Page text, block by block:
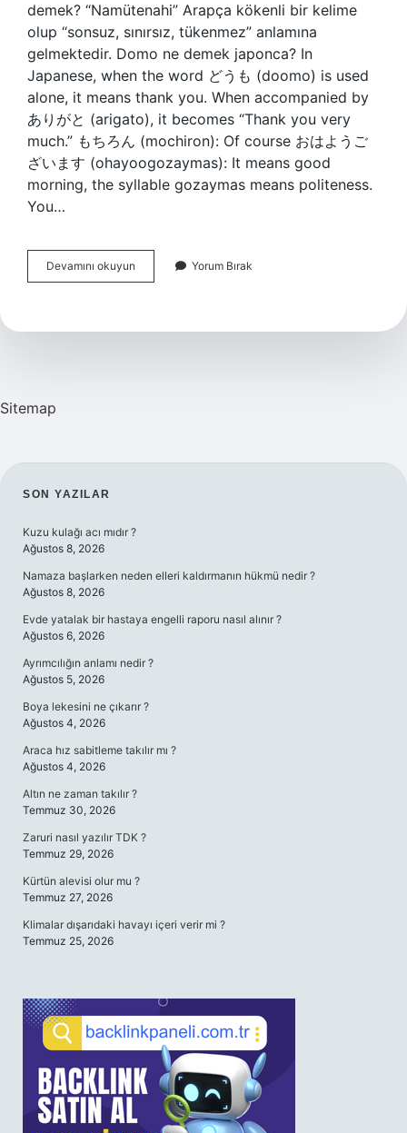
demek? “Namütenahi” Arapça kökenli bir kelime
olup “sonsuz, sınırsız, tükenmez” anlamına
gelmektedir. Domo ne demek japonca? In
Japanese, when the word どうも (doomo) is used
alone, it means thank you. When accompanied by
ありがと (arigato), it becomes “Thank you very
much.” もちろん (mochiron): Of course おはようご
ざいます (ohayoogozaymas): It means good
morning, the syllable gozaymas means politeness.
You…
Devamını okuyun Sanırsam
Ne
Yorum Bırak
Sitemap
SIDEBAR
SON YAZILAR
Kuzu kulağı acı mıdır ?
Ağustos 8, 2026
Namaza başlarken neden elleri kaldırmanın hükmü nedir ?
Ağustos 8, 2026
Evde yatalak bir hastaya engelli raporu nasıl alınır ?
Ağustos 6, 2026
Ayrımcılığın anlamı nedir ?
Ağustos 5, 2026
Boya lekesini ne çıkarır ?
Ağustos 4, 2026
Araca hız sabitleme takılır mı ?
Ağustos 4, 2026
Altın ne zaman takılır ?
Temmuz 30, 2026
Zaruri nasıl yazılır TDK ?
Temmuz 29, 2026
Kürtün alevisi olur mu ?
Temmuz 27, 2026
Klimalar dışarıdaki havayı içeri verir mi ?
Temmuz 25, 2026